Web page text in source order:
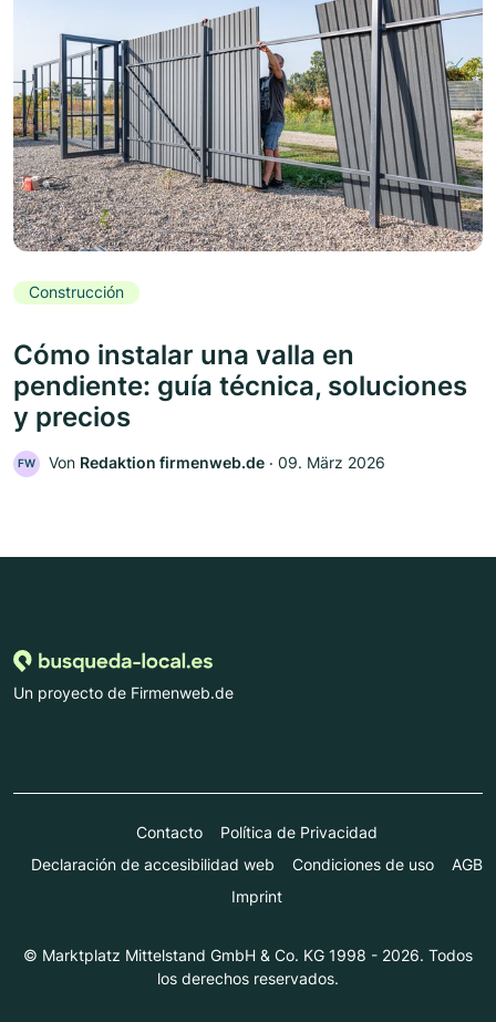
Construcción
Cómo instalar una valla en
pendiente: guía técnica, soluciones
y precios
FW Von Redaktion firmenweb.de ‧ 09. März 2026
Un proyecto de Firmenweb.de
Contacto
Política de Privacidad
Declaración de accesibilidad web
Condiciones de uso
AGB
Imprint
© Marktplatz Mittelstand GmbH & Co. KG 1998 - 2026. Todos
los derechos reservados.